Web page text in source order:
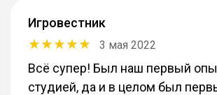
Игровестник
3 мая 2022
Всё супер! Был наш первый
студией, да и в целом был